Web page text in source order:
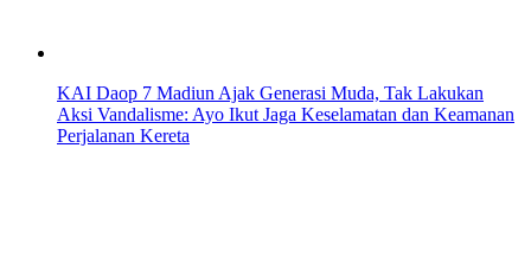
KAI Daop 7 Madiun Ajak Generasi Muda, Tak Lakukan
Aksi Vandalisme: Ayo Ikut Jaga Keselamatan dan Keamanan
Perjalanan Kereta